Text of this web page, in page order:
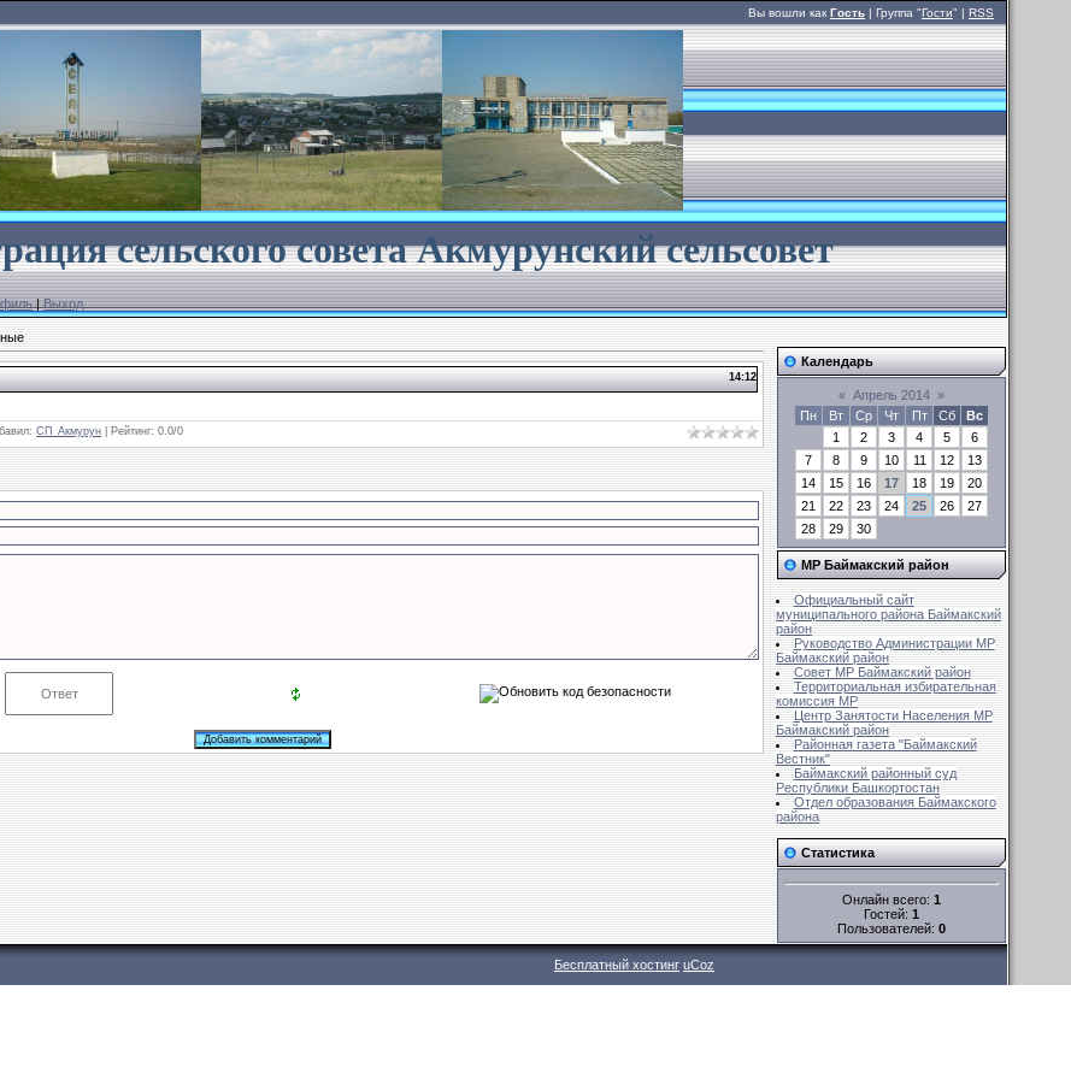
Вы вошли как Гость | Группа "Гости" | RSS
сельского советаАкмурунский сельсовет
|Выход
14:12
: СП_Акмурун Рейтинг: 0.0/0
Календарь
« Апрель 2014 »
Пн
Вт Ср Чт Пт Сб
Вс
1
2 3 4 5
6
7
8 9 10 11 12
13
14
15 16 17 18 19
20
21
22 23 24 25 26
27
28
29 30
МР Баймакский район
Официальный сайт
муниципального района Баймакский
район
Руководство Администрации МР
Баймакский район
Совет MР Баймакский район
Территориальная избирательная
комиссия MР
Центр Занятости Населения МР
Баймакский район
Районная газета "Баймакский
Вестник"
Баймакский районный суд
Республики Башкортостан
Отдел образования Баймакского
района
Статистика
Онлайн всего: 1
Гостей: 1
Пользователей: 0
Бесплатный хостинг uCoz